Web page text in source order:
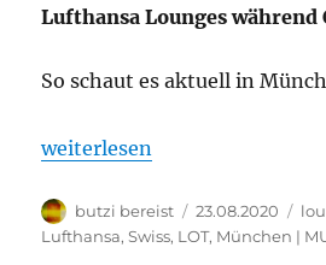
Lufthansa Lounges während
So schaut es aktuell in
„Lufthansa Lounges während
weiterlesen
Autor
butzi bereist
Veröffentlicht
am
23.08.2020
Lufthansa, Swiss, LOT, München |